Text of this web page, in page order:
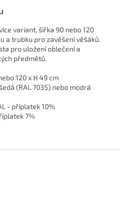
variant, šířka 90 nebo 120
a trubku pro zavěšení věšáků.
pro uložení oblečení a
předmětů.
120 x H 49 cm
(RAL 7035) nebo modrá
- příplatek 10%
7%